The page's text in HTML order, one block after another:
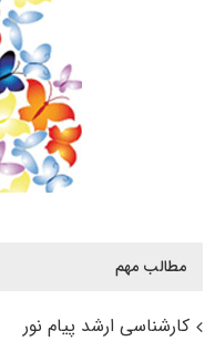
مطالب مهم
کارشناسی ارشد پیام نور